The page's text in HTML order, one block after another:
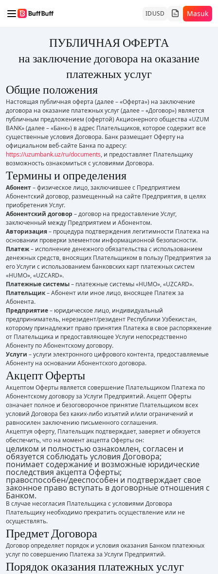
IDUSD Masuk
ПУБЛИЧНАЯ ОФЕРТА
на заключение договора на оказание
платежных услуг
Общие положения
Настоящая публичная оферта (далее – «Оферта») на заключение
договора на оказание платежных услуг (далее – «Договор») является
публичным предложением (офертой) Акционерного общества «UZUM
BANK» (далее – «Банк») в адрес Плательщиков, которое содержит все
существенные условия Договора. Банк размещает Оферту на
официальном веб-сайте Банка по адресу:
https://uzumbank.uz/ru/documents, и предоставляет Плательщику
возможность ознакомиться с условиями Договора.
Термины и определения
Абонент– физическое лицо, заключившее с Предприятием
Абонентский договор, размещенный на сайте Предприятия, в целях
приобретения Услуг.
Абонентский договор – договор на предоставление Услуг,
заключенный между Предприятием и Абонентом.
Авторизация– процедура подтверждения легитимности Платежа на
основании проверки элементом информационной безопасности.
Платеж– исполнение денежного обязательства с использованием
денежных средств, вносящих Плательщиком в пользу Предприятия за
его Услуги с использованием банковских карт платежных систем
«HUMO», «UZCARD».
Платежные системы– платежные системы «HUMO», «UZCARD».
Плательщик– Абонент или иное лицо, вносящее Платеж за
Абонента.
Предприятие– юридическое лицо, индивидуальный
предприниматель, нерезидент/резидент Республики Узбекистан,
которому принадлежит право принятия Платежа в свое распоряжение
от Плательщика и предоставляющее Услуги непосредственно
Абоненту по Абонентскому договору.
Услуги – услуги электронного цифрового контента, предоставляемые
Абоненту на основании Абонентского договора.
Акцепт Оферты
Акцептом Оферты является совершение Плательщиком Платежа по
Абонентскому договору за Услуги Предприятий. Акцепт Оферты
означает полное и безоговорочное принятие Плательщиком всех
условий Договора без каких-либо изъятий и/или ограничений и
равносилен заключению письменного соглашения.
Акцептуя оферту, Плательщик подтверждает, заверяет и обязуется
обеспечить, что на момент акцепта Оферты он:
целиком и полностью ознакомлен, согласен и
обязуется соблюдать условия Договора;
понимает содержание и возможные юридические
последствия акцепта Оферты;
правоспособен/дееспособен и подтверждает свое
законное право вступать в договорные отношения с
Банком.
В случае несогласия Плательщика с условиями Договора
Плательщику необходимо прекратить осуществление или не
осуществлять.
Предмет Договора
Договор определяет порядок и условия оказания Банком платежных
услуг по совершению Платежа за Услуги Предприятий.
Порядок оказания платежных услуг